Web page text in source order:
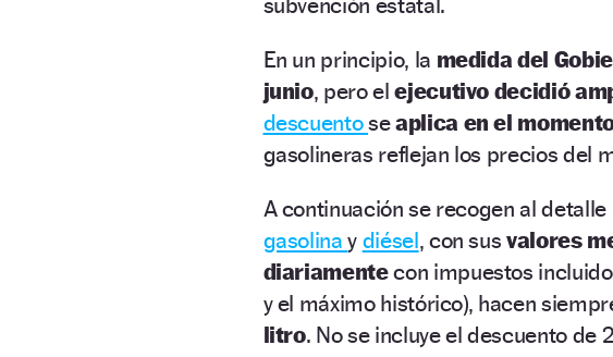
En un principio, la medida del
junio, pero elejecutivo decidió
descuentoseaplica en el
gasolineras reflejan los precios del
A continuación se recogen al detalle
gasolinay diésel, con susvalores
diariamentecon impuestos
y el máximo histórico), hacen
litro. No se incluye el descuento de